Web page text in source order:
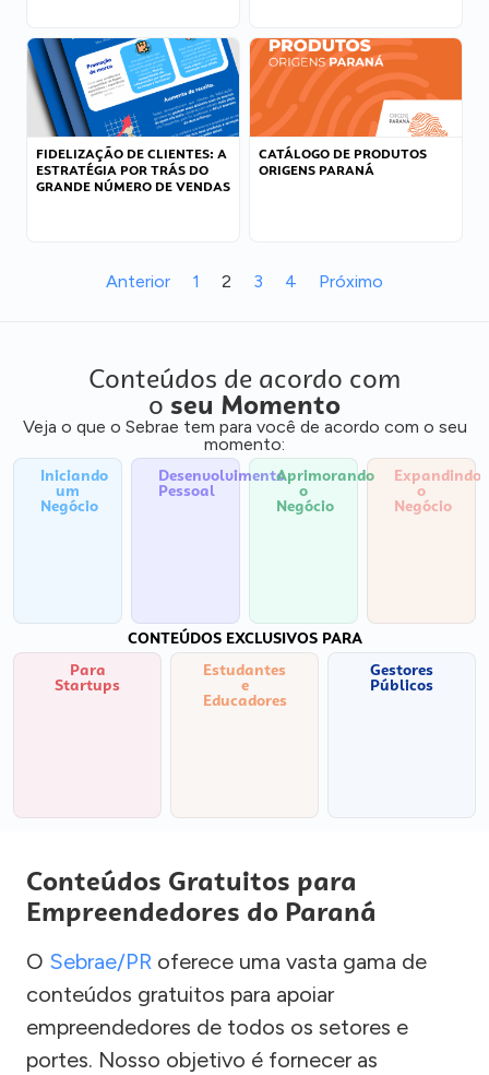
FIDELIZAÇÃO DE CLIENTES: A
ESTRATÉGIA POR TRÁS DO
GRANDE NÚMERO DE VENDAS
CATÁLOGO DE PRODUTOS
ORIGENS PARANÁ
Anterior 1 2 3 4 Próximo
Conteúdos de acordo com
o seu Momento
Veja o que o Sebrae tem para você de acordo com o seu
momento:
Iniciando
um
Negócio
Desenvolvimento
Pessoal
Aprimorando
o
Negócio
Expandindo
o
Negócio
CONTEÚDOS EXCLUSIVOS PARA
Para
Startups
Estudantes
e
Educadores
Gestores
Públicos
Conteúdos Gratuitos para
Empreendedores do Paraná
O Sebrae/PR oferece uma vasta gama de
conteúdos gratuitos para apoiar
empreendedores de todos os setores e
portes. Nosso objetivo é fornecer as